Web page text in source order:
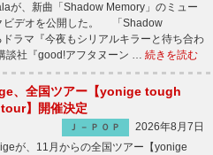
が、新曲「Shadow Memory」のミュー
ビデオを公開した。 「Shadow
ラマ『今夜もシリアルキラーと待ち合わ
談社『good!アフタヌーン … 続きを読む
、全国ツアー【yonige tough
】開催決定
Ｊ－ＰＯＰ
2026年8月7日
が、11月からの全国ツアー【yonige